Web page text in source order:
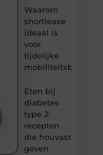
Waarom
shortlease
ideaal is
voor
tijdelijke
Eten bij
diabetes
type 2:
recepten
die houvast
geven